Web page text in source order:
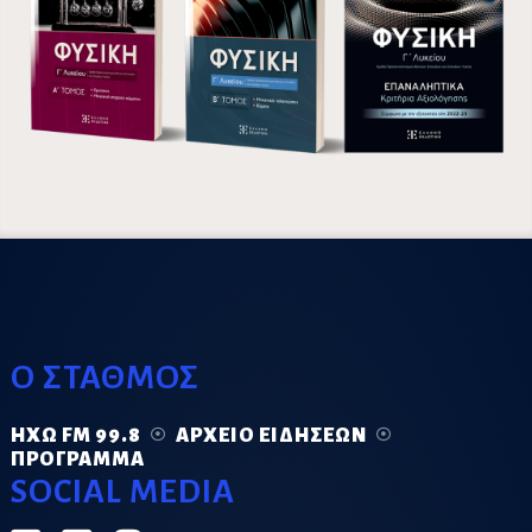
Ο ΣΤΑΘΜΟΣ
ΗΧΏ FM 99.8
ΑΡΧΕΊΟ ΕΙΔΉΣΕΩΝ
ΠΡΌΓΡΑΜΜΑ
SOCIAL MEDIA